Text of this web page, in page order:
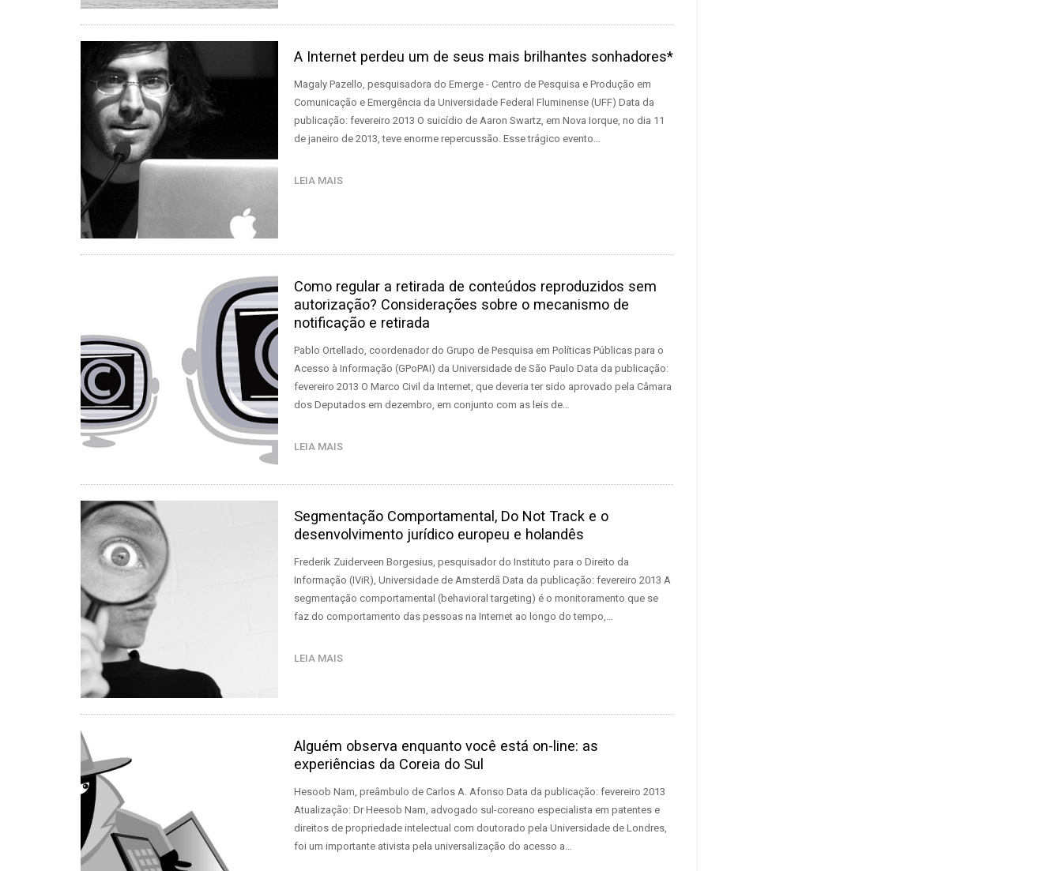
A Internet perdeu um de seus mais brilhantes sonhadores*
Magaly Pazello, pesquisadora do Emerge - Centro de Pesquisa e Produção em
Comunicação e Emergência da Universidade Federal Fluminense (UFF) Data da
publicação: fevereiro 2013 O suicídio de Aaron Swartz, em Nova Iorque, no dia 11
de janeiro de 2013, teve enorme repercussão. Esse trágico evento…
LEIA MAIS
Como regular a retirada de conteúdos reproduzidos sem
autorização? Considerações sobre o mecanismo de
notificação e retirada
Pablo Ortellado, coordenador do Grupo de Pesquisa em Políticas Públicas para o
Acesso à Informação (GPoPAI) da Universidade de São Paulo Data da publicação:
fevereiro 2013 O Marco Civil da Internet, que deveria ter sido aprovado pela Câmara
dos Deputados em dezembro, em conjunto com as leis de…
LEIA MAIS
Segmentação Comportamental, Do Not Track e o
desenvolvimento jurídico europeu e holandês
Frederik Zuiderveen Borgesius, pesquisador do Instituto para o Direito da
Informação (IViR), Universidade de Amsterdã Data da publicação: fevereiro 2013 A
segmentação comportamental (behavioral targeting) é o monitoramento que se
faz do comportamento das pessoas na Internet ao longo do tempo,…
LEIA MAIS
Alguém observa enquanto você está on-line: as
experiências da Coreia do Sul
Hesoob Nam, preâmbulo de Carlos A. Afonso Data da publicação: fevereiro 2013
Atualização: Dr Heesob Nam, advogado sul-coreano especialista em patentes e
direitos de propriedade intelectual com doutorado pela Universidade de Londres,
foi um importante ativista pela universalização do acesso a…